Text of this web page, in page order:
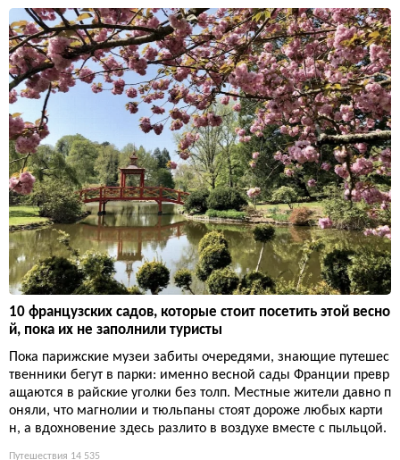
10 французских садов, которые стоит посетить этой весно
й, пока их не заполнили туристы
Пока парижские музеи забиты очередями, знающие путешес
твенники бегут в парки: именно весной сады Франции превр
ащаются в райские уголки без толп. Местные жители давно п
оняли, что магнолии и тюльпаны стоят дороже любых карти
н, а вдохновение здесь разлито в воздухе вместе с пыльцой.
Путешествия 14 535